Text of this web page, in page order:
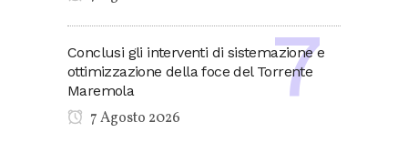
Conclusi gli interventi di sistemazione e
ottimizzazione della foce del Torrente
Maremola
7 Agosto 2026